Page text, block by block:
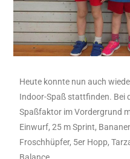
Heute konnte nun auch
Indoor-Spaß stattfinden. Bei
Spaßfaktor im Vordergrund
Einwurf, 25 m Sprint,
Froschhüpfer, 5er Hopp,